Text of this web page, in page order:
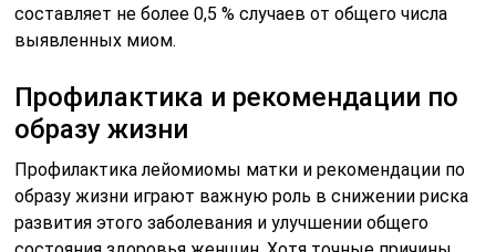
составляет не более 0,5 % случаев от общего числа
выявленных миом.
Профилактика и рекомендации по
образу жизни
Профилактика лейомиомы матки и рекомендации по
образу жизни играют важную роль в снижении риска
развития этого заболевания и улучшении общего